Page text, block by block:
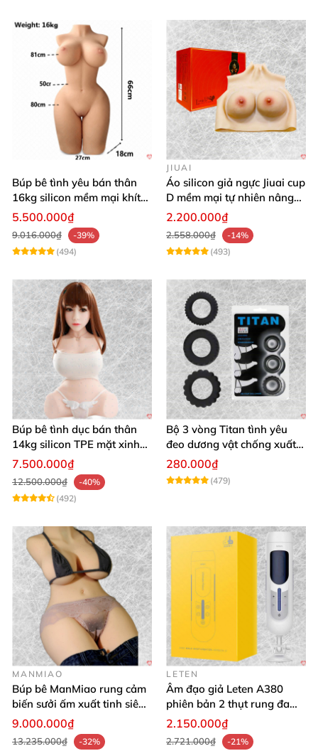
Búp bê tình yêu bán thân
16kg silicon mềm mại khít
hồng
5.500.000₫
9.016.000₫
-39%
(494)
JIUAI
Áo silicon giả ngực Jiuai cup
D mềm mại tự nhiên nâng
ngực
2.200.000₫
2.558.000₫
-14%
(493)
Búp bê tình dục bán thân
14kg silicon TPE mặt xinh
trắng hồng
7.500.000₫
12.500.000₫
-40%
(492)
Bộ 3 vòng Titan tình yêu
đeo dương vật chống xuất
tinh sớm chất liệu silicon y
tế
280.000₫
(479)
MANMIAO
Búp bê ManMiao rung cảm
biến sưởi ấm xuất tinh siêu
thực trải nghiệm
9.000.000₫
13.235.000₫
-32%
LETEN
Âm đạo giả Leten A380
phiên bản 2 thụt rung đa
chế độ, siêu mềm
2.150.000₫
2.721.000₫
-21%